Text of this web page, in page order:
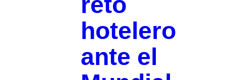
hotelero
ante el